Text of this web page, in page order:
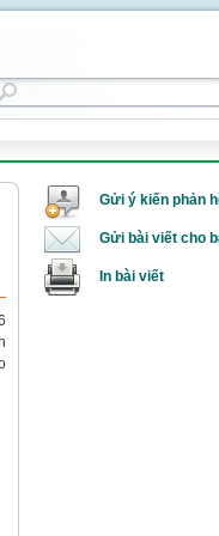
Gửi ý kiến phản
Gửi bài viết cho
In bài viết